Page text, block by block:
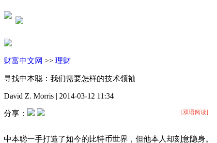
财富中文网 >> 理财
寻找中本聪：我们需要怎样的技术领袖
David Z. Morris | 2014-03-12 11:34
分享： [双语阅读]
中本聪一手打造了如今的比特币世界，但他本人却刻意隐身。